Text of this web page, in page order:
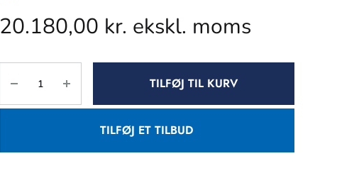
20.180,00 kr. ekskl. moms
TILFØJ TIL KURV
TILFØJ ET TILBUD